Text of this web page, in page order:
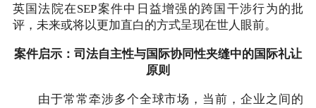
英国法院在SEP案件中日益增强的跨国干涉行为的批
评，未来或将以更加直白的方式呈现在世人眼前。
案件启示：司法自主性与国际协同性夹缝中的国际礼让
原则
由于常常牵涉多个全球市场，当前，企业之间的